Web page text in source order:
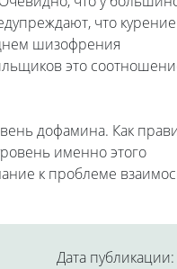
что курение
шизофрения
это
дофамина. Как
именно этого
к проблеме
Дата